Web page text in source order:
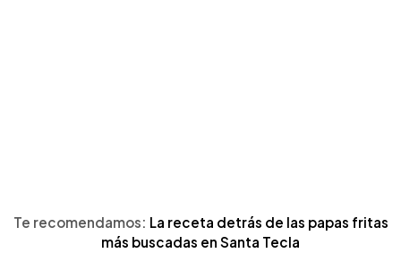
Te recomendamos: La receta detrás de las papas fritas
más buscadas en Santa Tecla